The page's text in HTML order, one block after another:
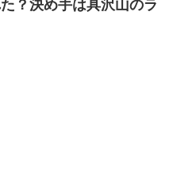
？決め手は具沢山のラ